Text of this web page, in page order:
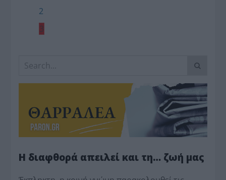
2
3
Η διαφθορά απειλεί και τη… ζωή μας